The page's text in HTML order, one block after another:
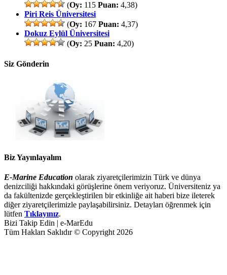
(Oy: 115 Puan: 4,38)
Piri Reis Üniversitesi
(Oy: 167 Puan: 4,37)
Dokuz Eylül Üniversitesi
(Oy: 25 Puan: 4,20)
Siz Gönderin
Biz Yayınlayalım
E-Marine Education olarak ziyaretçilerimizin Türk ve dünya
denizciliği hakkındaki görüşlerine önem veriyoruz. Üniversiteniz ya
da fakültenizde gerçekleştirilen bir etkinliğe ait haberi bize ileterek
diğer ziyaretçilerimizle paylaşabilirsiniz. Detayları öğrenmek için
lütfen Tıklayınız.
Bizi Takip Edin | e-MarEdu
Tüm Hakları Saklıdır © Copyright 2026